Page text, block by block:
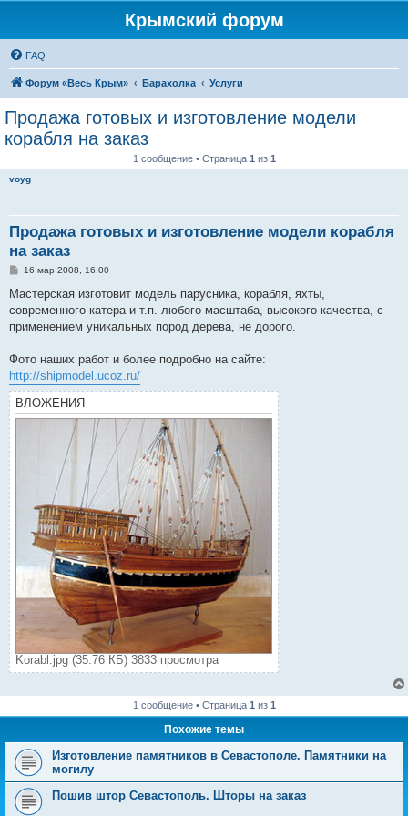
Крымский форум
FAQ
Форум «Весь Крым» Барахолка Услуги
Продажа готовых и изготовление модели
корабля на заказ
1 сообщение • Страница 1 из 1
voyg
Продажа готовых и изготовление модели корабля
на заказ
С
о
щ
е
е
16 мар 2008, 16:00
Мастерская изготовит модель парусника, корабля, яхты,
современного катера и т.п. любого масштаба, высокого качества, с
применением уникальных пород дерева, не дорого.
Фото наших работ и более подробно на сайте:
http://shipmodel.ucoz.ru/
ВЛОЖЕНИЯ
Korabl.jpg (35.76 КБ) 3833 просмотра
1 сообщение • Страница 1 из 1
Похожие темы
Изготовление памятников в Севастополе. Памятники на
могилу
Пошив штор Севастополь. Шторы на заказ